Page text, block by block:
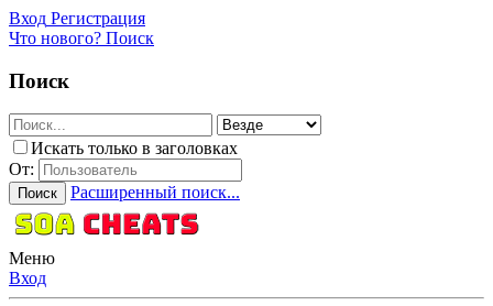
Вход Регистрация
Что нового? Поиск
Поиск
Искать только в заголовках
От:
Поиск Расширенный поиск...
Меню
Вход